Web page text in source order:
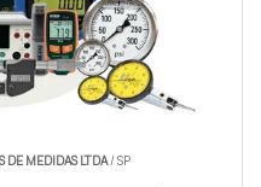
DE MEDIDAS LTDA/ SP